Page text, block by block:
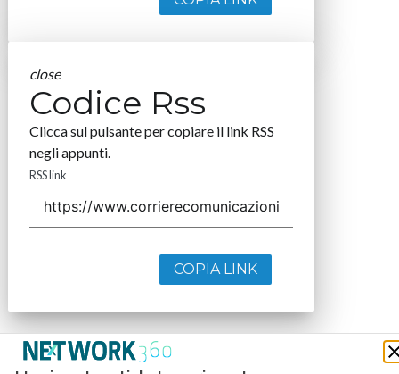
close
Codice Rss
Clicca sul pulsante per copiare il link RSS
negli appunti.
RSS link
COPIA LINK